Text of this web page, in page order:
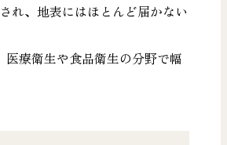
れ、地表にはほとんど届かない
療衛生や食品衛生の分野で幅